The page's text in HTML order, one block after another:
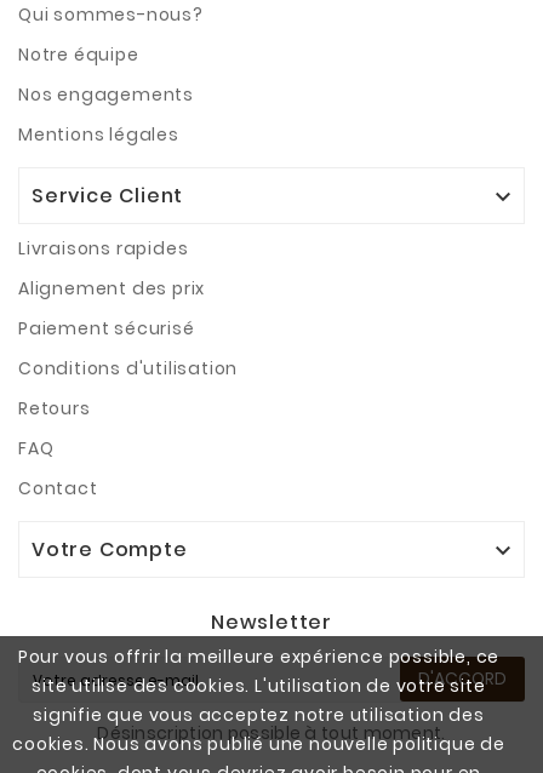
Pour vous offrir la meilleure expérience possible, ce
site utilise des cookies. L'utilisation de votre site
signifie que vous acceptez notre utilisation des
cookies. Nous avons publié une nouvelle politique de
Qui sommes-nous?
Notre équipe
Nos engagements
Mentions légales
Service Client 
Livraisons rapides
Alignement des prix
Paiement sécurisé
Conditions d'utilisation
Retours
FAQ
Contact
Votre Compte 
Newsletter
D'ACCORD
Désinscription possible à tout moment.